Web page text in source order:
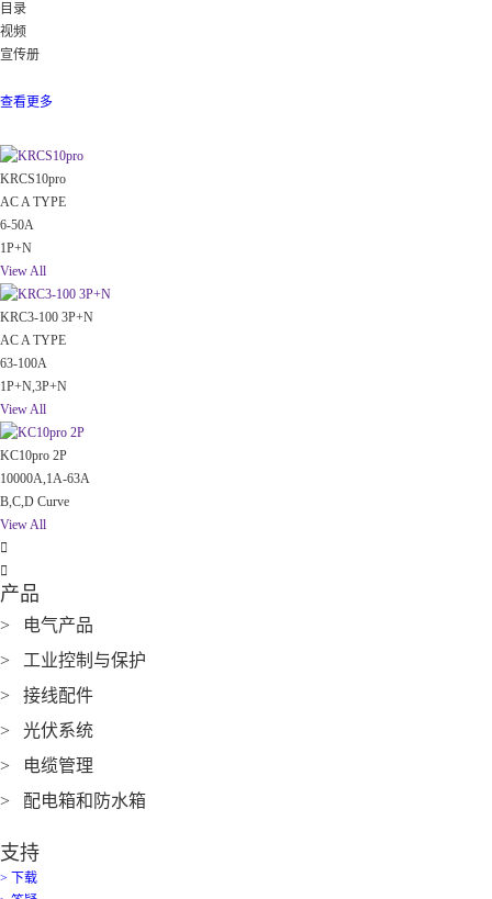
目录
视频
宣传册
查看更多
KRCS10pro
AC A TYPE
6-50A
1P+N
View All
KRC3-100 3P+N
AC A TYPE
63-100A
1P+N,3P+N
View All
KC10pro 2P
10000A,1A-63A
B,C,D Curve
View All


产品
> 电气产品
> 工业控制与保护
> 接线配件
> 光伏系统
> 电缆管理
> 配电箱和防水箱
支持
> 下载